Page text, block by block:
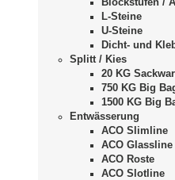
L-Steine
U-Steine
Dicht- und
Splitt / Kies
20 KG
750 KG Big
1500 KG Big
Entwässerung
ACO Slimline
ACO Glassline
ACO Roste
ACO Slotline